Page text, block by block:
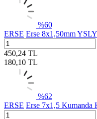
%60
ERSE Erse 8x1,50mm
450,24 TL
180,10 TL
%62
ERSE Erse 7x1,5